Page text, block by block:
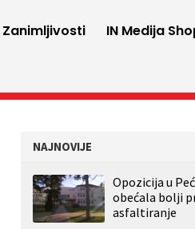
Zanimljivosti
IN Medija
NAJNOVIJE
Opozicija u
obećala bolji
asfaltiranje